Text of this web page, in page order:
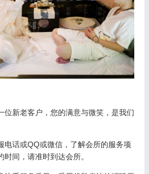
位新老客户，您的满意与微笑，是我们
电话或QQ或微信，了解会所的服务项
时间，请准时到达会所。